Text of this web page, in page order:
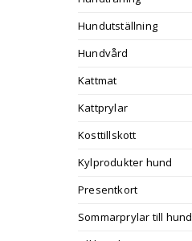
Hundutställning
Hundvård
Kattmat
Kattprylar
Kosttillskott
Kylprodukter hund
Presentkort
Sommarprylar till hund